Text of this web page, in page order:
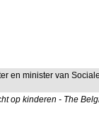
en minister van
op kinderen - The